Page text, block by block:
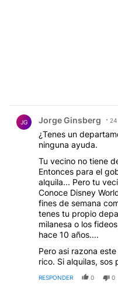
JG Jorge Ginsberg 24
¿Tenes un
ninguna ayuda.
Tu vecino no tiene
Entonces para el
alquila... Pero tu
Conoce Disney
fines de semana
tenes tu propio
milanesa o los
hace 10 años....
Pero asi razona
rico. Si alquilas, sos
RESPONDER 0 0